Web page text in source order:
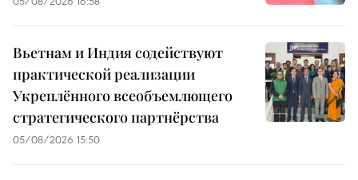
Вьетнам и Индия содействуют
практической реализации
Укреплённого всеобъемлющего
стратегического партнёрства
05/08/2026 15:50